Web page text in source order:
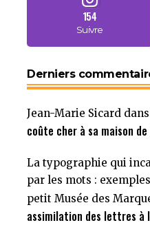
154
Suivre
Derniers
Jean-Marie Sicard dans
coûte cher à sa maison de
La typographie qui
par les mots :
petit Musée des
assimilation des lettres à